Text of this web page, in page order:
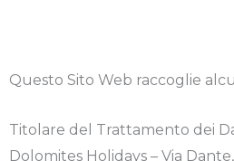
Questo Sito Web raccoglie
Titolare del Trattamento dei
Dolomites Holidays – Via